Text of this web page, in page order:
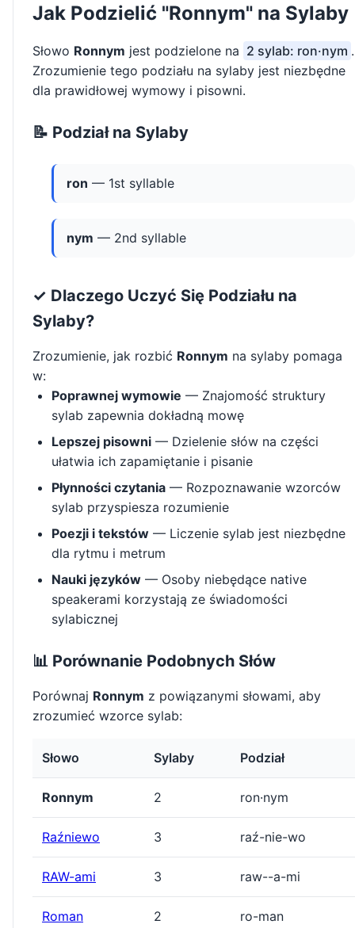
Jak Podzielić "Ronnym" na Sylaby
Słowo Ronnym jest podzielone na 2 sylab: ron·nym .
Zrozumienie tego podziału na sylaby jest niezbędne
dla prawidłowej wymowy i pisowni.
📝 Podział na Sylaby
ron — 1st syllable
nym — 2nd syllable
✓ Dlaczego Uczyć Się Podziału na
Sylaby?
Zrozumienie, jak rozbić Ronnym na sylaby pomaga
w:
Poprawnej wymowie — Znajomość struktury
sylab zapewnia dokładną mowę
Lepszej pisowni — Dzielenie słów na części
ułatwia ich zapamiętanie i pisanie
Płynności czytania — Rozpoznawanie wzorców
sylab przyspiesza rozumienie
Poezji i tekstów — Liczenie sylab jest niezbędne
dla rytmu i metrum
Nauki języków — Osoby niebędące native
speakerami korzystają ze świadomości
sylabicznej
📊 Porównanie Podobnych Słów
Porównaj Ronnym z powiązanymi słowami, aby
zrozumieć wzorce sylab:
Słowo Sylaby Podział
Ronnym 2 ron·nym
Raźniewo 3 raź-nie-wo
RAW-ami 3 raw--a-mi
Roman 2 ro-man